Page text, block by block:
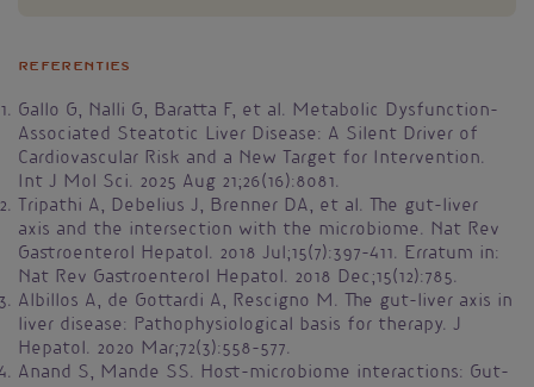
Referenties
Gallo G, Nalli G, Baratta F, et al. Metabolic Dysfunction-
Associated Steatotic Liver Disease: A Silent Driver of
Cardiovascular Risk and a New Target for Intervention.
Int J Mol Sci. 2025 Aug 21;26(16):8081.
Tripathi A, Debelius J, Brenner DA, et al. The gut-liver
axis and the intersection with the microbiome. Nat Rev
Gastroenterol Hepatol. 2018 Jul;15(7):397-411. Erratum in:
Nat Rev Gastroenterol Hepatol. 2018 Dec;15(12):785.
Albillos A, de Gottardi A, Rescigno M. The gut-liver axis in
liver disease: Pathophysiological basis for therapy. J
Hepatol. 2020 Mar;72(3):558-577.
Anand S, Mande SS. Host-microbiome interactions: Gut-